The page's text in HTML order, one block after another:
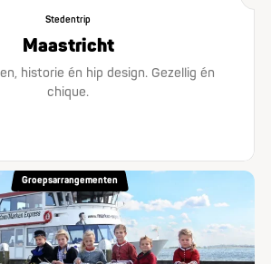
Stedentrip
Maastricht
historie én hip design. Gezellig én
chique.
Groepsarrangementen